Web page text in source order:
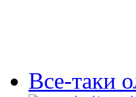
Все-таки